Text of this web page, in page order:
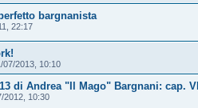
bargnanista
22:17
07/2013, 10:10
di Andrea "Il Mago" Bargnani: cap. VII
2012, 10:30